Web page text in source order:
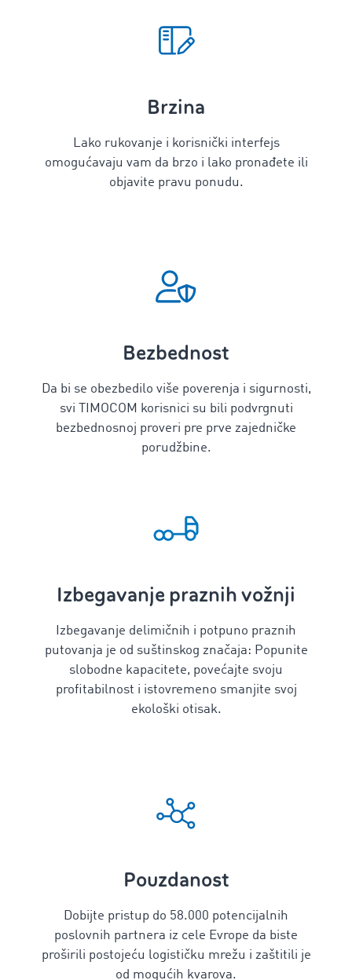
Brzina
Lako rukovanje i korisnički interfejs
omogućavaju vam da brzo i lako pronađete ili
objavite pravu ponudu.
Bezbednost
Da bi se obezbedilo više poverenja i sigurnosti,
svi TIMOCOM korisnici su bili podvrgnuti
bezbednosnoj proveri pre prve zajedničke
porudžbine.
Izbegavanje praznih vožnji
Izbegavanje delimičnih i potpuno praznih
putovanja je od suštinskog značaja: Popunite
slobodne kapacitete, povećajte svoju
profitabilnost i istovremeno smanjite svoj
ekološki otisak.
Pouzdanost
Dobijte pristup do 58.000 potencijalnih
poslovnih partnera iz cele Evrope da biste
proširili postojeću logističku mrežu i zaštitili je
od mogućih kvarova.